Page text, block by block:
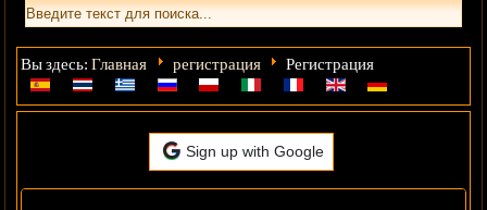
Вы здесь:Главная регистрация Регистрация
Sign up with Google